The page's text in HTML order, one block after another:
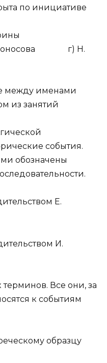
по инициативе
г) Н.
между именами
из занятий
события.
обозначены
Е.
И.
Все они, за
к событиям
образцу